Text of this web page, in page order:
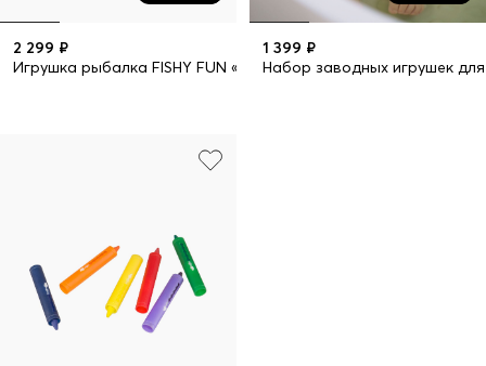
2 299 ₽
Игрушка рыбалка FISHY FUN «ФИШИ ФАН»
1 399 ₽
Набор заводных игрушек